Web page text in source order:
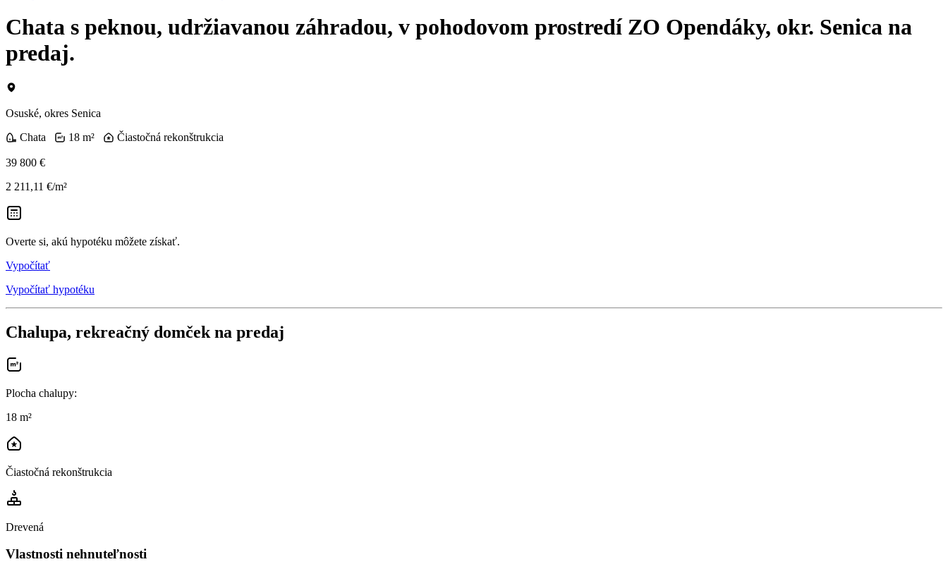
Chata s peknou, udržiavanou záhradou, v pohodovom prostredí ZO Opendáky, okr. Senica na
predaj.
Osuské, okres Senica
Chata
18 m² Čiastočná rekonštrukcia
39 800 €
2 211,11 €/m²
Overte si, akú hypotéku môžete získať.
Vypočítať
Vypočítať hypotéku
Chalupa, rekreačný domček na predaj
Plocha chalupy:
18 m²
Čiastočná rekonštrukcia
Drevená
Vlastnosti nehnuteľnosti